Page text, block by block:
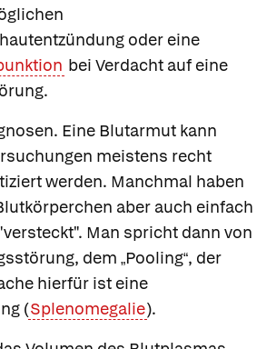
oder eine
bei Verdacht auf eine
Eine Blutarmut kann
meistens recht
werden. Manchmal haben
aber auch einfach
Man spricht dann von
dem „Pooling“, der
hierfür ist eine
(Splenomegalie).